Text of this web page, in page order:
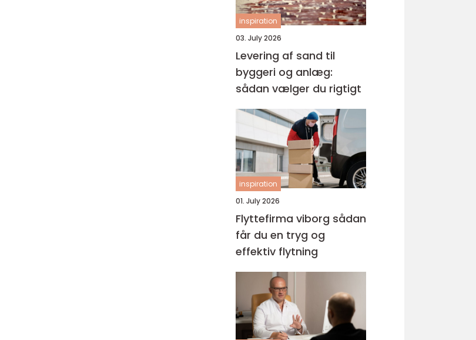
inspiration
03. July 2026
Levering af sand til
byggeri og anlæg:
sådan vælger du rigtigt
inspiration
01. July 2026
Flyttefirma viborg sådan
får du en tryg og
effektiv flytning